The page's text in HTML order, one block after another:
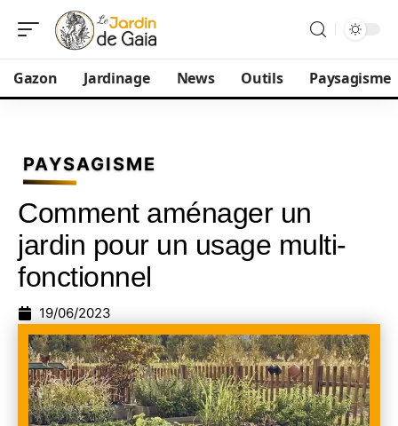
Gazon Jardinage News Outils Paysagisme
PAYSAGISME
Comment aménager un
jardin pour un usage multi-
fonctionnel
19/06/2023